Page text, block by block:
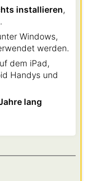
installieren,
Windows,
werden.
dem iPad,
Handys und
lang